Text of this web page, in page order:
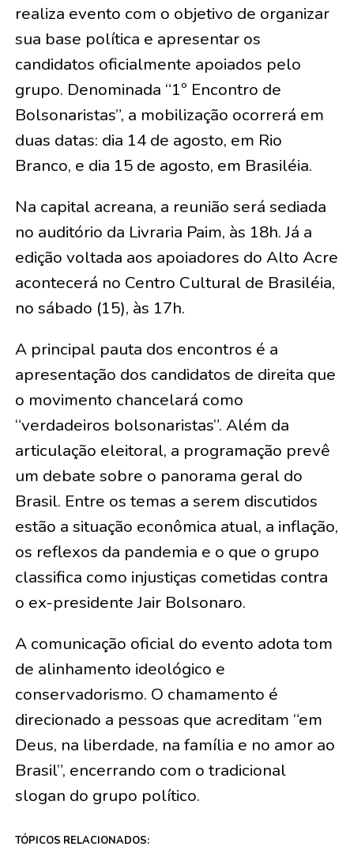
realiza evento com o objetivo de organizar
sua base política e apresentar os
candidatos oficialmente apoiados pelo
grupo. Denominada “1º Encontro de
Bolsonaristas”, a mobilização ocorrerá em
duas datas: dia 14 de agosto, em Rio
Branco, e dia 15 de agosto, em Brasiléia.
Na capital acreana, a reunião será sediada
no auditório da Livraria Paim, às 18h. Já a
edição voltada aos apoiadores do Alto Acre
acontecerá no Centro Cultural de Brasiléia,
no sábado (15), às 17h.
A principal pauta dos encontros é a
apresentação dos candidatos de direita que
o movimento chancelará como
“verdadeiros bolsonaristas”. Além da
articulação eleitoral, a programação prevê
um debate sobre o panorama geral do
Brasil. Entre os temas a serem discutidos
estão a situação econômica atual, a inflação,
os reflexos da pandemia e o que o grupo
classifica como injustiças cometidas contra
o ex-presidente Jair Bolsonaro.
A comunicação oficial do evento adota tom
de alinhamento ideológico e
conservadorismo. O chamamento é
direcionado a pessoas que acreditam “em
Deus, na liberdade, na família e no amor ao
Brasil”, encerrando com o tradicional
slogan do grupo político.
TÓPICOS RELACIONADOS: